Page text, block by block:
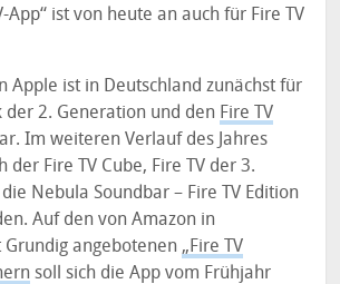
App“ ist von heute an auch für Fire TV
Apple ist in Deutschland zunächst für
der 2. Generation und den Fire TV
Im weiteren Verlauf des Jahres
der Fire TV Cube, Fire TV der 3.
Nebula Soundbar – Fire TV Edition
Auf den von Amazon in
angebotenen „Fire TV
soll sich die App vom Frühjahr